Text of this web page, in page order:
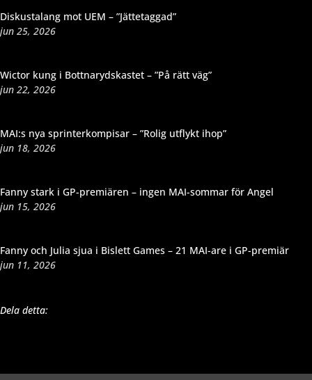
Diskustalang mot UEM – ”Jättetaggad”
jun 25, 2026
Wictor kung i Bottnarydskastet – ”På rätt väg”
jun 22, 2026
MAI:s nya sprinterkompisar – ”Rolig utflykt ihop”
jun 18, 2026
Fanny stark i GP-premiären – ingen MAI-sommar för Angel
jun 15, 2026
Fanny och Julia sjua i Bislett Games – 21 MAI-are i GP-premiär
jun 11, 2026
Dela detta: